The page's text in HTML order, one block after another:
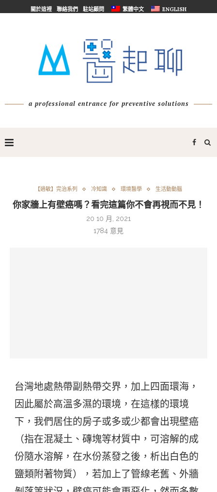
關於這裡 聯絡我們 駐站顧問 繁體中文 ENGLISH
a professional entrance for preventive solutions
【過敏】完治系列 冷知識 環境醫學 生活動動腦
你家牆上有壁癌嗎？看完這篇你不會再視而不見！
20 10 月, 2021
1784 意見
台灣地處熱帶副熱帶交界，加上四面環海，
因此屬於高溫多濕的環境，在這樣的環境
下，我們居住的房子或多或少都會出現壁癌
（指在混凝土、磚塊等材質中，可溶解的成
份隨水溶解，在水份蒸發之後，析出白色的
鹽類附著物質），若加上了管線老舊、外牆